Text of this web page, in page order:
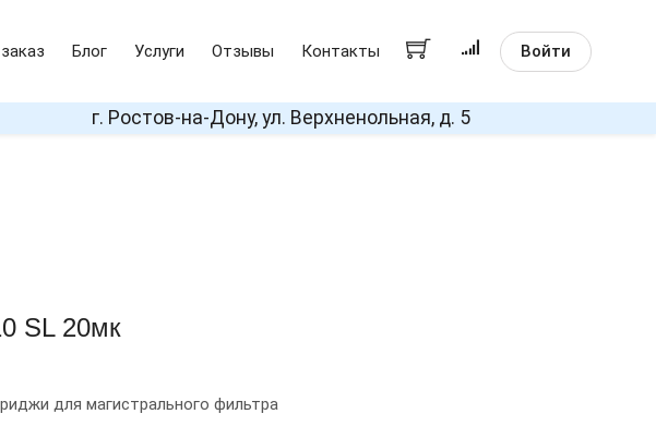
Блог Услуги Отзывы Контакты Войти
г. Ростов-на-Дону, ул. Верхненольная, д. 5
SL 20мк
для магистрального фильтра